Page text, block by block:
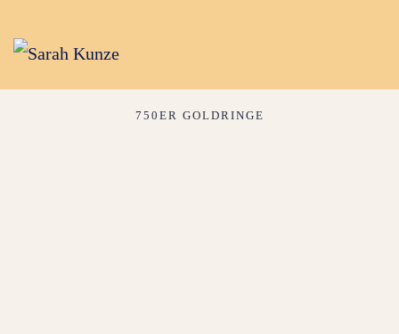
750ER GOLDRINGE